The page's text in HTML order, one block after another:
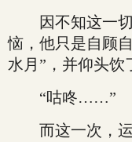
因不知这一切
恼，他只是自顾
水月”，并仰头饮
“咕咚……”
而这一次，运